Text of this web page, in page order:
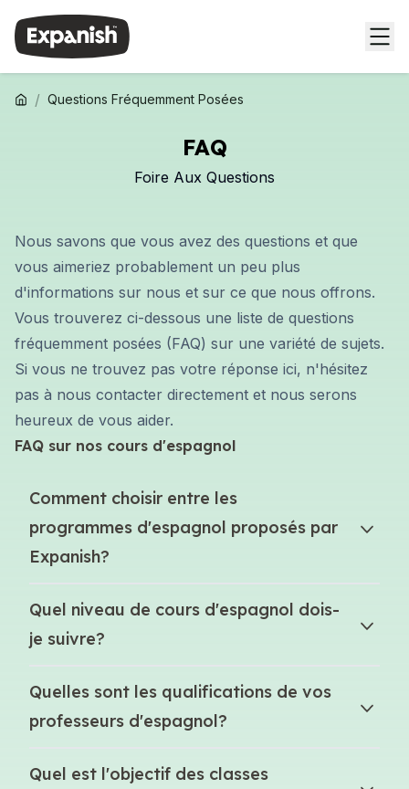
/ Questions Fréquemment Posées
FAQ
Foire Aux Questions
Nous savons que vous avez des questions et que
vous aimeriez probablement un peu plus
d'informations sur nous et sur ce que nous offrons.
Vous trouverez ci-dessous une liste de questions
fréquemment posées (FAQ) sur une variété de sujets.
Si vous ne trouvez pas votre réponse ici, n'hésitez
pas à nous contacter directement et nous serons
heureux de vous aider.
FAQ sur nos cours d'espagnol
Comment choisir entre les
programmes d'espagnol proposés par
Expanish?
Quel niveau de cours d'espagnol dois-
je suivre?
Quelles sont les qualifications de vos
professeurs d'espagnol?
Quel est l'objectif des classes